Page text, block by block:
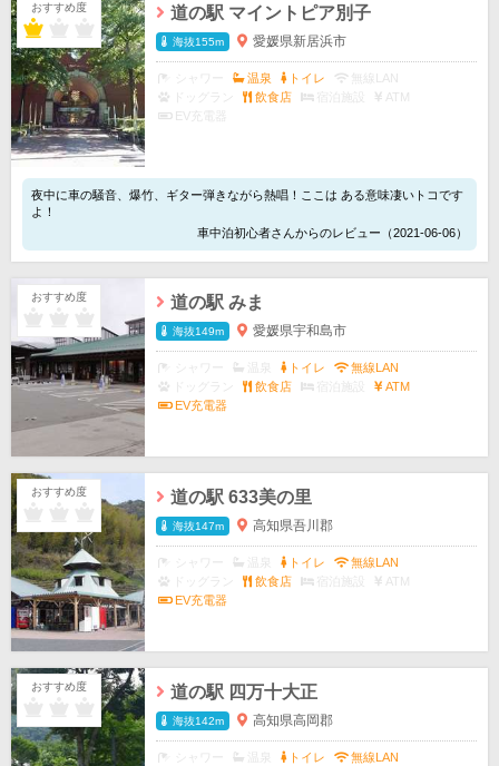
おすすめ度 道の駅 マイントピア別子
海抜155m 愛媛県新居浜市
温泉 トイレ
無線LAN
ドッグラン
飲食店 宿泊施設
ATM
EV充電器
夜中に車の騒音、爆竹、ギター弾きながら熱唱！ここは ある意味凄いトコです
よ！
車中泊初心者さんからのレビュー（2021-06-06）
おすすめ度 道の駅 みま
海抜149m 愛媛県宇和島市
トイレ
無線LAN
ドッグラン
飲食店 宿泊施設
ATM
EV充電器
おすすめ度 道の駅 633美の里
海抜147m 高知県吾川郡
トイレ
無線LAN
ドッグラン
飲食店 宿泊施設
ATM
EV充電器
おすすめ度 道の駅 四万十大正
海抜142m 高知県高岡郡
トイレ
無線LAN